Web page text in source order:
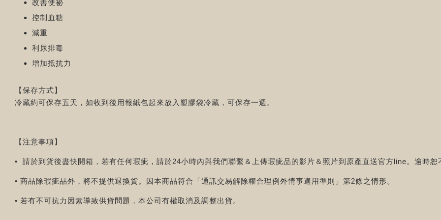
改善便祕
控制血糖
減重
利尿排毒
增加抵抗力
【保存方式】
冷藏約可保存五天，如收到後用報紙包起來放入塑膠袋冷藏，可保存一週。
【注意事項】
• 請於到貨後盡快開箱，若有任何瑕疵，請於24小時內與我們聯繫＆上傳瑕疵品的影片＆照片到原產直送官方line。逾時恕
• 商品除瑕疵品外，將不提供退換貨。因本商品符合「通訊交易解除權合理例外情事適用準則」第2條之情形。
• 若有不可抗力因素導致供貨問題，本公司有權取消及調整出貨。